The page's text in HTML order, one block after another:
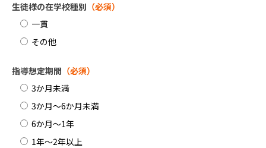
生徒様の在学校種別 （必須）
一貫
その他
指導想定期間 （必須）
3か月未満
3か月～6か月未満
6か月～1年
1年～2年以上